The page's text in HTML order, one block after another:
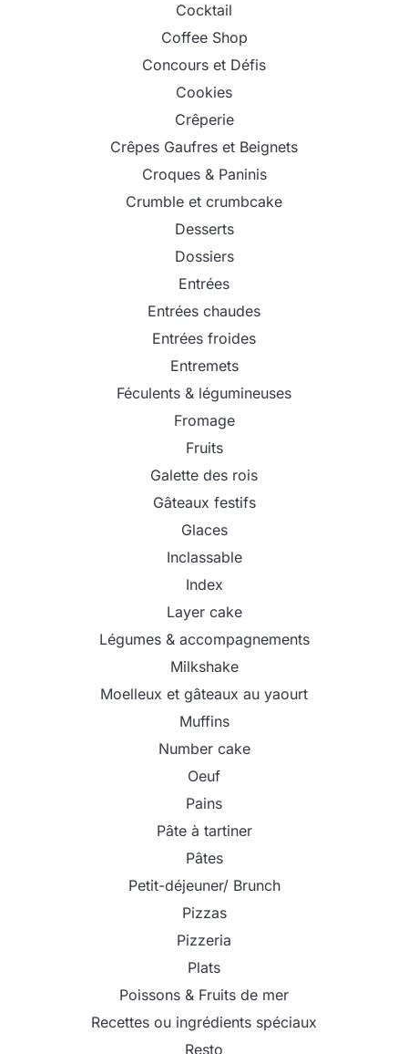
Cocktail
Coffee Shop
Concours et Défis
Cookies
Crêperie
Crêpes Gaufres et Beignets
Croques & Paninis
Crumble et crumbcake
Desserts
Dossiers
Entrées
Entrées chaudes
Entrées froides
Entremets
Féculents & légumineuses
Fromage
Fruits
Galette des rois
Gâteaux festifs
Glaces
Inclassable
Index
Layer cake
Légumes & accompagnements
Milkshake
Moelleux et gâteaux au yaourt
Muffins
Number cake
Oeuf
Pains
Pâte à tartiner
Pâtes
Petit-déjeuner/ Brunch
Pizzas
Pizzeria
Plats
Poissons & Fruits de mer
Recettes ou ingrédients spéciaux
Resto